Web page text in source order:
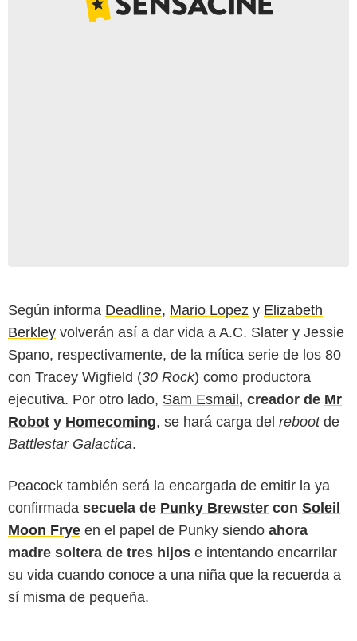
Según informa Deadline, Mario Lopez y Elizabeth
Berkley volverán así a dar vida a A.C. Slater y Jessie
Spano, respectivamente, de la mítica serie de los 80
con Tracey Wigfield (30 Rock) como productora
ejecutiva. Por otro lado, Sam Esmail, creador de Mr
Robot y Homecoming, se hará carga del rebootde
Battlestar Galactica.
Peacock también será la encargada de emitir la ya
confirmada secuela de Punky Brewster con Soleil
Moon Frye en el papel de Punky siendo ahora
madre soltera de tres hijos e intentando encarrilar
su vida cuando conoce a una niña que la recuerda a
sí misma de pequeña.